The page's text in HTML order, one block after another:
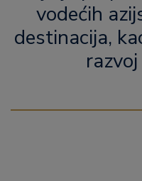
vodećih
destinacija,